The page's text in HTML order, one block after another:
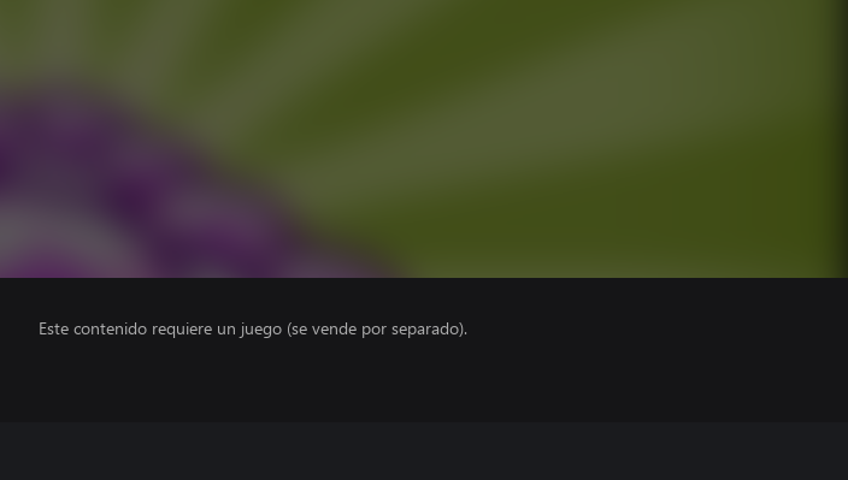
Este contenido requiere un juego (se vende por separado).